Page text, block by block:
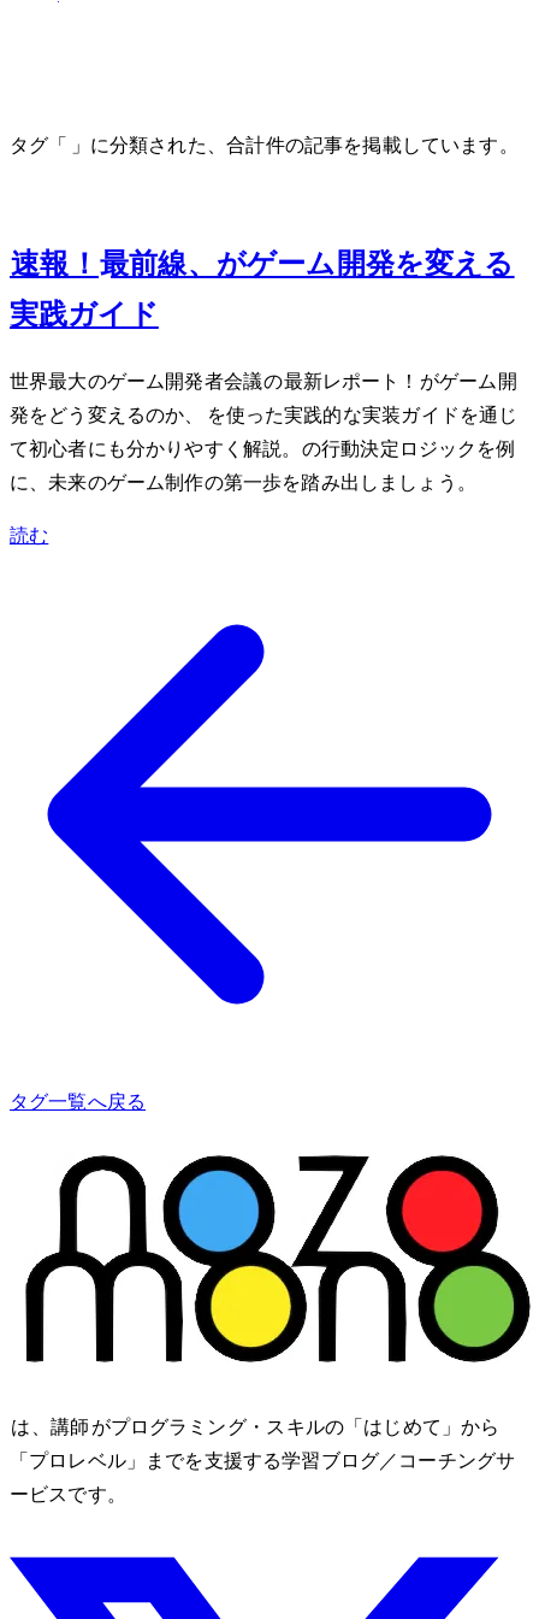
タグ「Unreal Engine」に分類された、合計 1 件の記事を掲載しています。
GDC 2025速報！Unity/UE最前線、AIがゲーム開発を変える
実践ガイド
世界最大のゲーム開発者会議GDC 2025の最新レポート！AIがゲーム開
発をどう変えるのか、Unity Sentisを使った実践的なAI実装ガイドを通じ
て初心者にも分かりやすく解説。NPCの行動決定ロジックを例
に、未来のゲーム制作の第一歩を踏み出しましょう。
読む
タグ一覧へ戻る
nozomono は、講師 shibomb がプログラミング・IT スキルの「はじめて」から
「プロレベル」までを支援する学習ブログ／コーチングサ
ービスです。